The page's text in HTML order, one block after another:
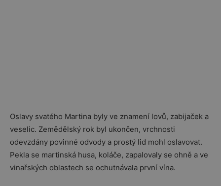
Oslavy svatého Martina byly ve znamení lovů, zabijaček a
veselic. Zemědělský rok byl ukončen, vrchnosti
odevzdány povinné odvody a prostý lid mohl oslavovat.
Pekla se martinská husa, koláče, zapalovaly se ohně a ve
vinařských oblastech se ochutnávala první vína.